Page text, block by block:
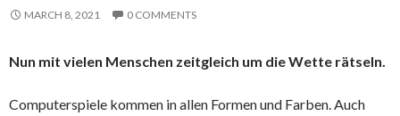
MARCH 8, 2021 0 COMMENTS
Nun mit vielen Menschen zeitgleich um die Wette rätseln.
Computerspiele kommen in allen Formen und Farben. Auch